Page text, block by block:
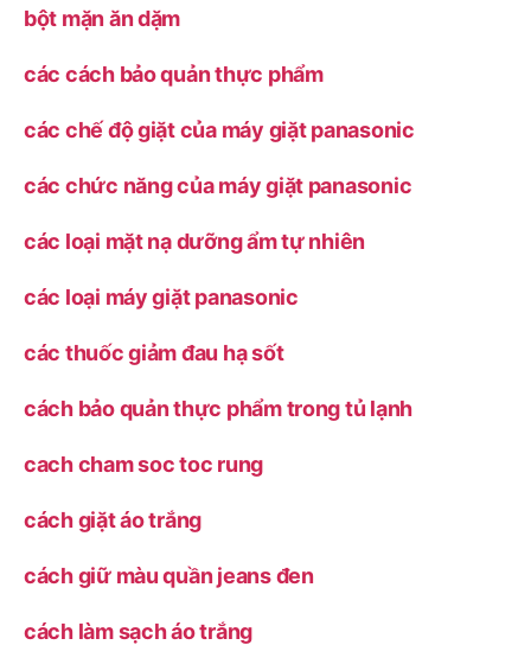
bột mặn ăn dặm
các cách bảo quản thực phẩm
các chế độ giặt của máy giặt panasonic
các chức năng của máy giặt panasonic
các loại mặt nạ dưỡng ẩm tự nhiên
các loại máy giặt panasonic
các thuốc giảm đau hạ sốt
cách bảo quản thực phẩm trong tủ lạnh
cach cham soc toc rung
cách giặt áo trắng
cách giữ màu quần jeans đen
cách làm sạch áo trắng